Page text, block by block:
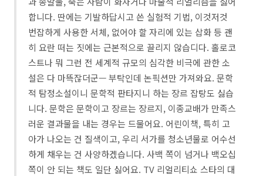
합니다. 딴에는 기발하답시고 쓴 실험적 기법, 이것저것
번잡하게 사용한 서체, 없어야 할 자리에 있는 삽화 등 괜
히 요란 떠는 짓에는 근본적으로 끌리지 않습디다. 홀로코
스트나 뭐 그런 전 세계적 규모의 심각한 비극에 관한 소
설은 다 마뜩잖더군— 부탁인데 논픽션만 가져와요. 문학
적 탐정소설이니 문학적 판타지니 하는 장르 잡탕도 싫습
니다. 문학은 문학이고 장르는 장르지, 이종교배가 만족스
러운 결과물을 내는 경우는 드물어요. 어린이책, 특히 고
아가 나오는 건 질색이고, 우리 서가를 청소년물로 어수선
하게 채우는 건 사양하겠습니다. 사백 쪽이 넘거나 백오십
쪽이 안 되는 책도 일단 싫어요. TV 리얼리티쇼 스타의 대